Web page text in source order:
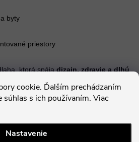
cookie. Ďalším prechádzaním
s ich používaním. Viac
Nastavenie
byty
priestory
ktorá spája dizajn, zdravie a dlhú